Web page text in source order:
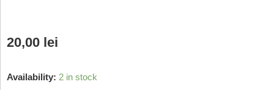
20,00 lei
Availability: 2 in stock